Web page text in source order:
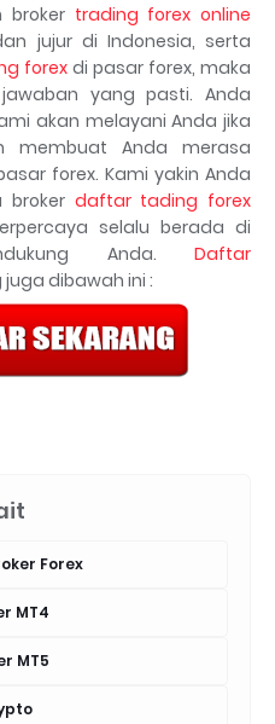
broker trading forex online
jujur di Indonesia, serta
forex di pasar forex, maka
yang pasti. Anda
akan melayani Anda jika
membuat Anda merasa
forex. Kami yakin Anda
broker daftar tading forex
selalu berada di
Anda. Daftar
dibawah ini :
Forex
MT4
MT5